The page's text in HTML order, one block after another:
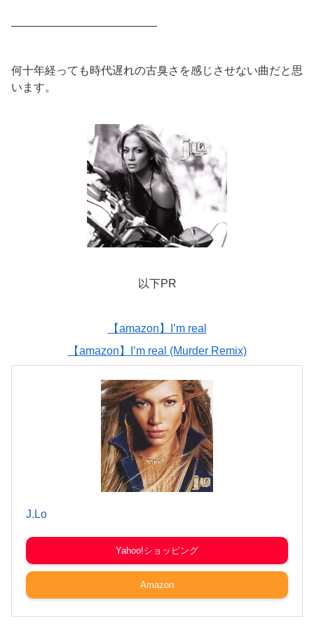
—————————————
何十年経っても時代遅れの古臭さを感じさせない曲だと思
います。
以下PR
【amazon】I’m real
【amazon】I’m real (Murder Remix)
J.Lo
Yahoo!ショッピング
Amazon